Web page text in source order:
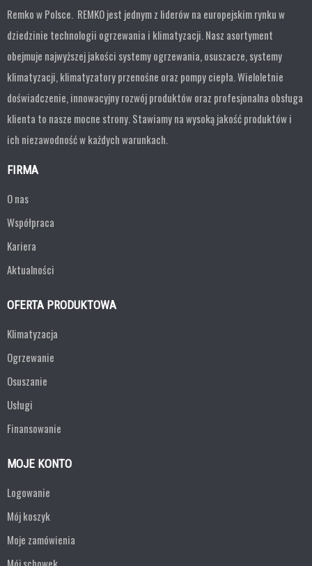
Remko w Polsce. REMKO jest jednym z liderów na europejskim rynku w
dziedzinie technologii ogrzewania i klimatyzacji. Nasz asortyment
obejmuje najwyższej jakości systemy ogrzewania, osuszacze, systemy
klimatyzacji, klimatyzatory przenośne oraz pompy ciepła. Wieloletnie
doświadczenie, innowacyjny rozwój produktów oraz profesjonalna obsługa
klienta to nasze mocne strony. Stawiamy na wysoką jakość produktów i
ich niezawodność w każdych warunkach.
FIRMA
O nas
Współpraca
Kariera
Aktualności
OFERTA PRODUKTOWA
Klimatyzacja
Ogrzewanie
Osuszanie
Usługi
Finansowanie
MOJE KONTO
Logowanie
Mój koszyk
Moje zamówienia